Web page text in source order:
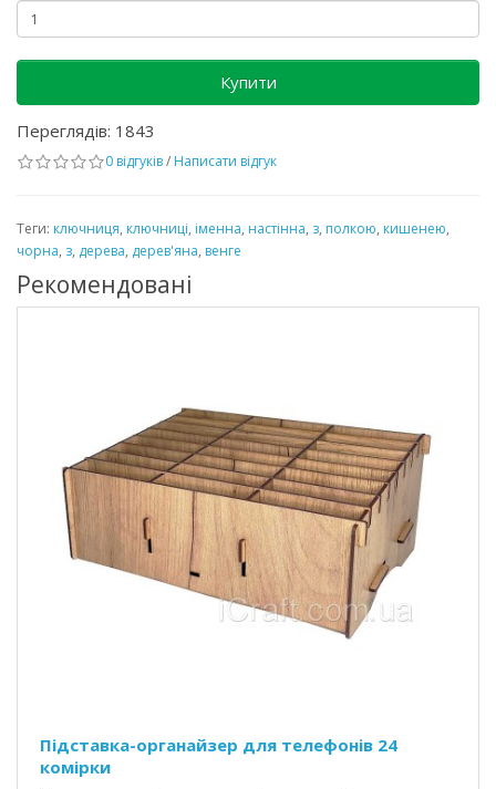
Купити
Переглядів: 1843
0 відгуків/ Написати відгук
Теги: ключниця, ключниці, іменна, настінна, з, полкою, кишенею,
чорна, з, дерева, дерев'яна, венге
Рекомендовані
Підставка-органайзер для телефонів 24
комірки